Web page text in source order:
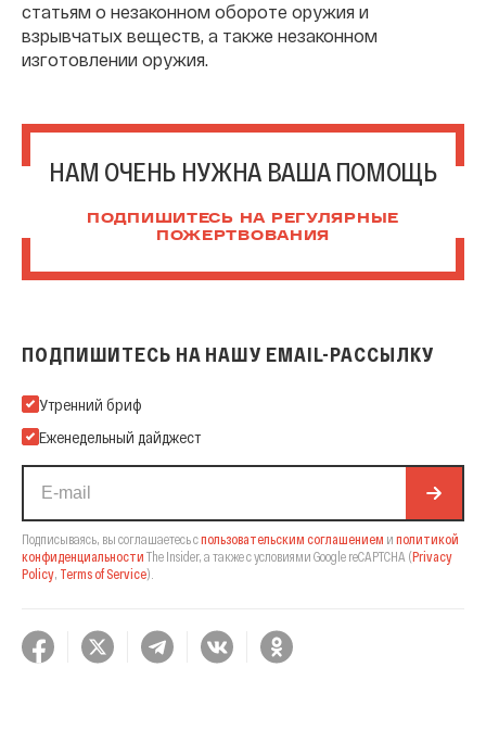
статьям о незаконном обороте оружия и
взрывчатых веществ, а также незаконном
изготовлении оружия.
НАМ ОЧЕНЬ НУЖНА ВАША ПОМОЩЬ
ПОДПИШИТЕСЬ НА РЕГУЛЯРНЫЕ
ПОЖЕРТВОВАНИЯ
ПОДПИШИТЕСЬ НА НАШУ EMAIL-РАССЫЛКУ
Подпишитесь на нашу Email-рассылку
Утренний бриф
Еженедельный дайджест
Подписываясь, вы соглашаетесь спользовательским соглашением и политикой
конфиденциальности The Insider, а также с условиями Google reCAPTCHA (Privacy
Policy, Terms of Service).